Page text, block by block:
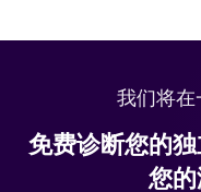
我们将在
免费诊断您的
您